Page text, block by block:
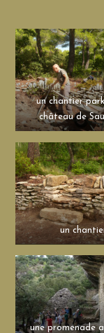
un chantier
château de
un
une promenade